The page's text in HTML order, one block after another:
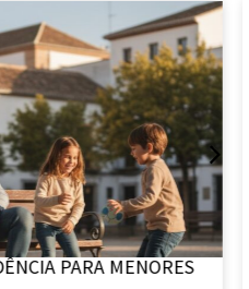
DE ENTRADA